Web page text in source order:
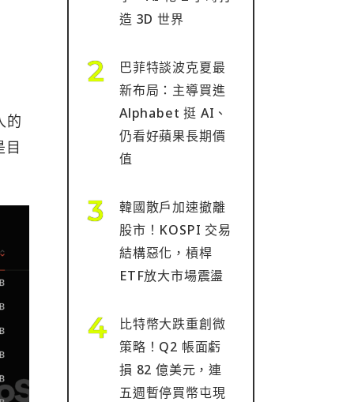
的
造 3D 世界
巴菲特談波克夏最
新布局：主導買進
Alphabet 挺 AI、
仍看好蘋果長期價
值
韓國散戶加速撤離
股市！KOSPI 交易
結構惡化，槓桿
ETF放大市場震盪
比特幣大跌重創微
策略！Q2 帳面虧
損 82 億美元，連
五週暫停買幣屯現